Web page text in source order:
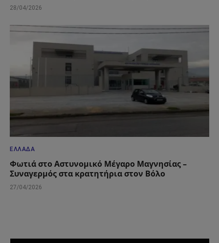
28/04/2026
ΕΛΛΆΔΑ
Φωτιά στο Αστυνομικό Μέγαρο Μαγνησίας –
Συναγερμός στα κρατητήρια στον Βόλο
27/04/2026